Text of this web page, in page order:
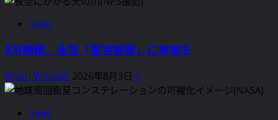
の
を
っ
て
か
す
人
工
衛
news
8月開催、全国「星空観察」に参加を
Hikari Wooder 2026年8月3日 0
news